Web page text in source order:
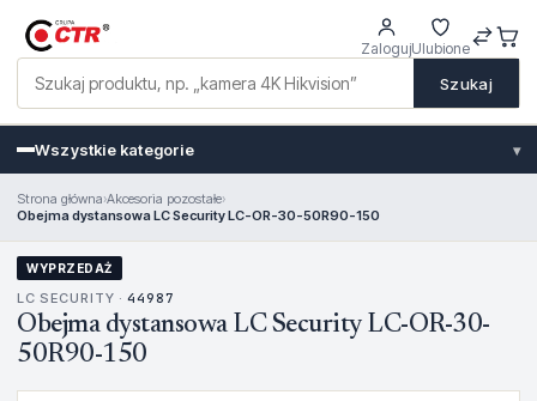
Szukaj
ZalogujUlubione
Wszystkie kategorie ▾
Strona główna›Akcesoria pozostałe›
Obejma dystansowa LC Security LC-OR-30-50R90-150
WYPRZEDAŻ
LC SECURITY · 44987
Obejma dystansowa LC Security LC-OR-30-
50R90-150